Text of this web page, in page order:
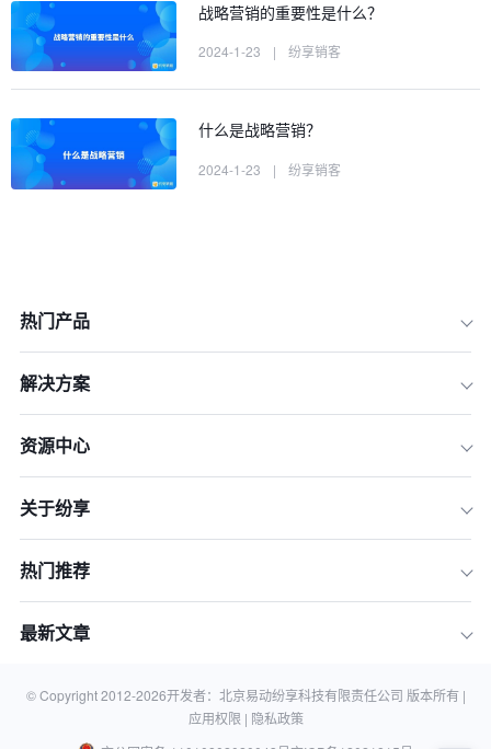
一、电子商务
五、教育行业
战略营销的重要性是什么？
2024-1-23 | 纷享销客
什么是战略营销？
2024-1-23 | 纷享销客
热门产品
解决方案
资源中心
关于纷享
热门推荐
最新文章
© Copyright 2012-2026开发者：北京易动纷享科技有限责任公司 版本所有 |
应用权限 | 隐私政策